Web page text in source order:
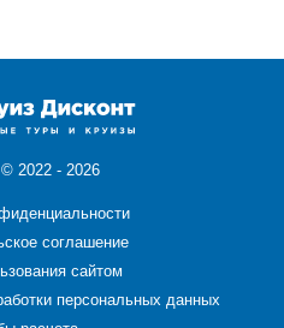
© 2022 - 2026
соглашение
сайтом
персональных данных